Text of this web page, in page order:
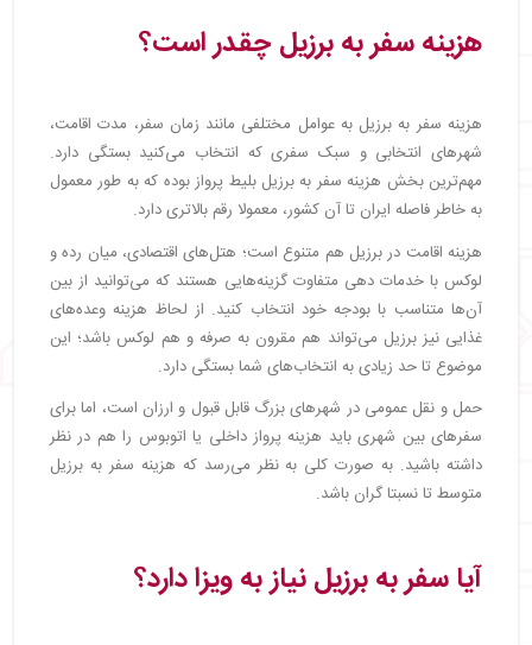
هزینه سفر به برزیل چقدر است؟
هزینه سفر به برزیل به عوامل مختلفی مانند زمان سفر، مدت اقامت،
شهرهای انتخابی و سبک سفری که انتخاب می‌کنید بستگی دارد.
مهم‌ترین بخش هزینه سفر به برزیل بلیط پرواز بوده که به طور معمول
به خاطر فاصله ایران تا آن کشور، معمولا رقم بالاتری دارد.
هزینه اقامت در برزیل هم متنوع است؛ هتل‌های اقتصادی، میان رده و
لوکس با خدمات دهی متفاوت گزینه‌هایی هستند که می‌توانید از بین
آن‌ها متناسب با بودجه خود انتخاب کنید. از لحاظ هزینه وعده‌های
غذایی نیز برزیل می‌تواند هم مقرون به صرفه و هم لوکس باشد؛ این
موضوع تا حد زیادی به انتخاب‌های شما بستگی دارد.
حمل و نقل عمومی در شهرهای بزرگ قابل قبول و ارزان است، اما برای
سفرهای بین شهری باید هزینه پرواز داخلی یا اتوبوس را هم در نظر
داشته باشید. به صورت کلی به نظر می‌رسد که هزینه سفر به برزیل
متوسط تا نسبتا گران باشد.
آیا سفر به برزیل نیاز به ویزا دارد؟